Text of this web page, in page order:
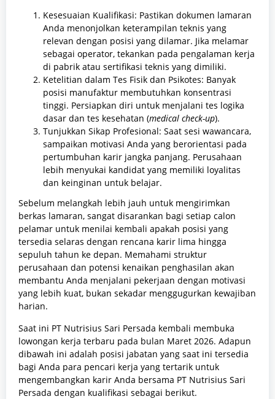
Kesesuaian Kualifikasi: Pastikan dokumen lamaran
Anda menonjolkan keterampilan teknis yang
relevan dengan posisi yang dilamar. Jika melamar
sebagai operator, tekankan pada pengalaman kerja
di pabrik atau sertifikasi teknis yang dimiliki.
Ketelitian dalam Tes Fisik dan Psikotes: Banyak
posisi manufaktur membutuhkan konsentrasi
tinggi. Persiapkan diri untuk menjalani tes logika
dasar dan tes kesehatan (medical check-up).
Tunjukkan Sikap Profesional: Saat sesi wawancara,
sampaikan motivasi Anda yang berorientasi pada
pertumbuhan karir jangka panjang. Perusahaan
lebih menyukai kandidat yang memiliki loyalitas
dan keinginan untuk belajar.
Sebelum melangkah lebih jauh untuk mengirimkan
berkas lamaran, sangat disarankan bagi setiap calon
pelamar untuk menilai kembali apakah posisi yang
tersedia selaras dengan rencana karir lima hingga
sepuluh tahun ke depan. Memahami struktur
perusahaan dan potensi kenaikan penghasilan akan
membantu Anda menjalani pekerjaan dengan motivasi
yang lebih kuat, bukan sekadar menggugurkan kewajiban
harian.
Saat ini PT Nutrisius Sari Persada kembali membuka
lowongan kerja terbaru pada bulan Maret 2026. Adapun
dibawah ini adalah posisi jabatan yang saat ini tersedia
bagi Anda para pencari kerja yang tertarik untuk
mengembangkan karir Anda bersama PT Nutrisius Sari
Persada dengan kualifikasi sebagai berikut.